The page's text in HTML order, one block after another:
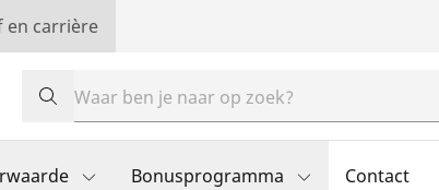
en carrière
Bonusprogramma Contact